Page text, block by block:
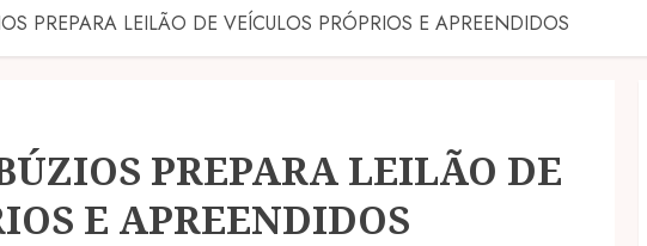
PREPARA LEILÃO DE VEÍCULOS PRÓPRIOS E APREENDIDOS
PREPARA LEILÃO DE
E APREENDIDOS